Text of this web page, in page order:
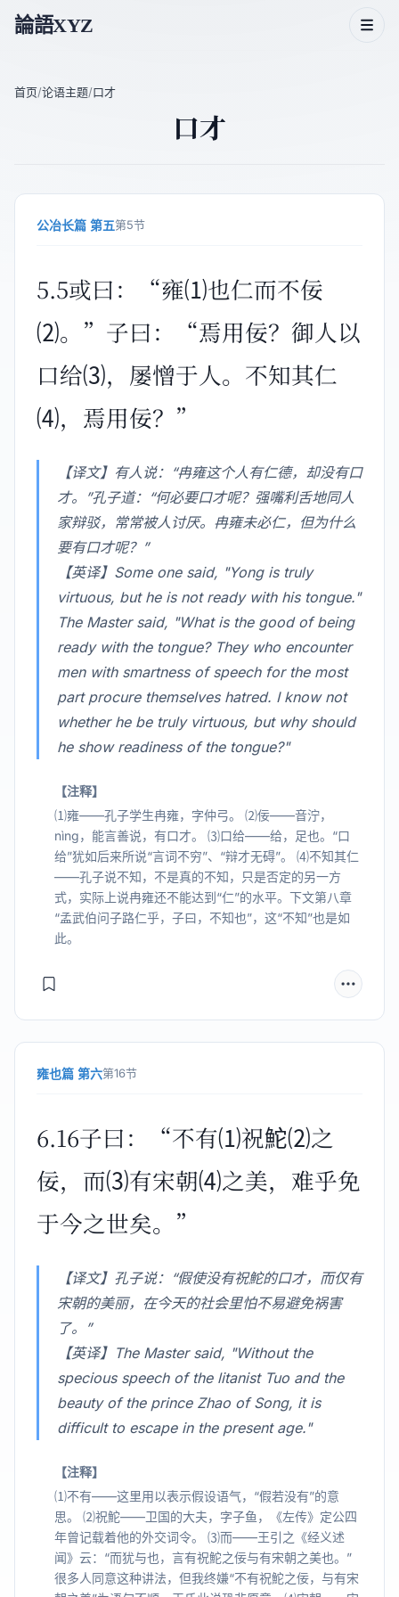
論語XYZ
首页/论语主题/口才
口才
公冶长篇 第五第5节
5.5或曰：“雍⑴也仁而不佞
⑵。”子曰：“焉用佞？御人以
口给⑶，屡憎于人。不知其仁
⑷，焉用佞？”
【译文】有人说：“冉雍这个人有仁德，却没有口
才。”孔子道：“何必要口才呢？强嘴利舌地同人
家辩驳，常常被人讨厌。冉雍未必仁，但为什么
要有口才呢？”
【英译】Some one said, "Yong is truly
virtuous, but he is not ready with his tongue."
The Master said, "What is the good of being
ready with the tongue? They who encounter
men with smartness of speech for the most
part procure themselves hatred. I know not
whether he be truly virtuous, but why should
he show readiness of the tongue?"
【注释】
⑴雍——孔子学生冉雍，字仲弓。 ⑵佞——音泞，
nìng，能言善说，有口才。 ⑶口给——给，足也。“口
给”犹如后来所说“言词不穷”、“辩才无碍”。 ⑷不知其仁
——孔子说不知，不是真的不知，只是否定的另一方
式，实际上说冉雍还不能达到“仁”的水平。下文第八章
“孟武伯问子路仁乎，子曰，不知也”，这“不知”也是如
此。
雍也篇 第六第16节
6.16子曰：“不有⑴祝鮀⑵之
佞，而⑶有宋朝⑷之美，难乎免
于今之世矣。”
【译文】孔子说：“假使没有祝鮀的口才，而仅有
宋朝的美丽，在今天的社会里怕不易避免祸害
了。”
【英译】The Master said, "Without the
specious speech of the litanist Tuo and the
beauty of the prince Zhao of Song, it is
difficult to escape in the present age."
【注释】
⑴不有——这里用以表示假设语气，“假若没有”的意
思。 ⑵祝鮀——卫国的大夫，字子鱼，《左传》定公四
年曾记载着他的外交词令。 ⑶而——王引之《经义述
闻》云：“而犹与也，言有祝鮀之佞与有宋朝之美也。”
很多人同意这种讲法，但我终嫌“不有祝鮀之佞，与有宋